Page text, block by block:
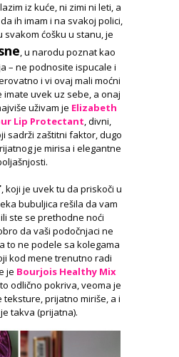
iz kuće, ni zimi ni leti, a
ih imam i na svakoj polici,
svakom ćošku u stanu, je
, u narodu poznat kao
– ne podnosite ispucale i
i vi ovaj mali moćni
imate uvek uz sebe, a onaj
uživam je Elizabeth
Lip Protectant, divni,
sadrži zaštitni faktor, dugo
je mirisa i elegantne
, koji je uvek tu da priskoči u
bubuljica rešila da vam
ste se prethodne noći
da vaši podočnjaci ne
to ne podele sa kolegama
kod mene trenutno radi
je Bourjois Healthy Mix
odlično pokriva, veoma je
prijatno miriše, a i
takva (prijatna).